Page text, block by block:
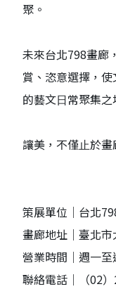
聚。
未來台北798畫廊
賞、恣意選擇，
的藝⽂⽇常聚集之
讓美，不僅⽌於畫
策展單位｜台北
畫廊地址｜臺北
營業時間｜週一
聯絡電話｜（02